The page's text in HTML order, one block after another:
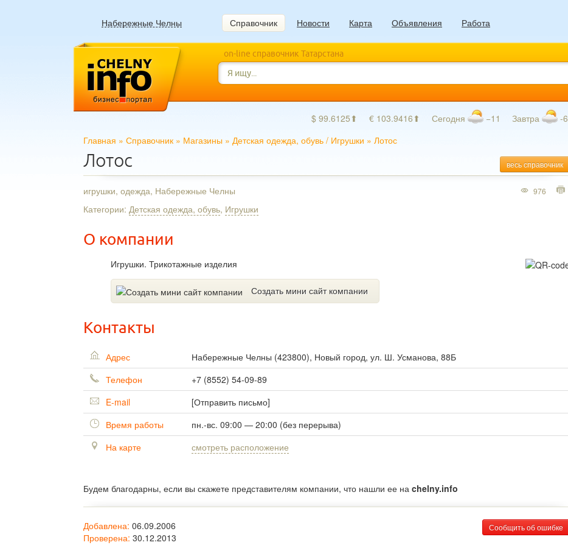
Набережные Челны Справочник Новости Карта Объявления Работа
on-line справочник Татарстана
$ 99.6125⬆ € 103.9416⬆ Сегодня −11 Завтра -6
Главная » Справочник » Магазины » Детская одежда, обувь / Игрушки » Лотос
весь справочник
Лотос
игрушки, одежда, Набережные Челны
Категории: Детская одежда, обувь, Игрушки
О компании
Игрушки. Трикотажные изделия
Создать мини сайт компании
976
Контакты
Адрес Набережные Челны (423800), Новый город, ул. Ш. Усманова, 88Б
Телефон
+7 (8552) 54-09-89
E-mail
[Отправить письмо]
Время работы
пн.-вс. 09:00 — 20:00 (без перерыва)
На карте
смотреть расположение
Будем благодарны, если вы скажете представителям компании, что нашли ее на chelny.info
Сообщить об ошибке
Добавлена: 06.09.2006
Проверена: 30.12.2013